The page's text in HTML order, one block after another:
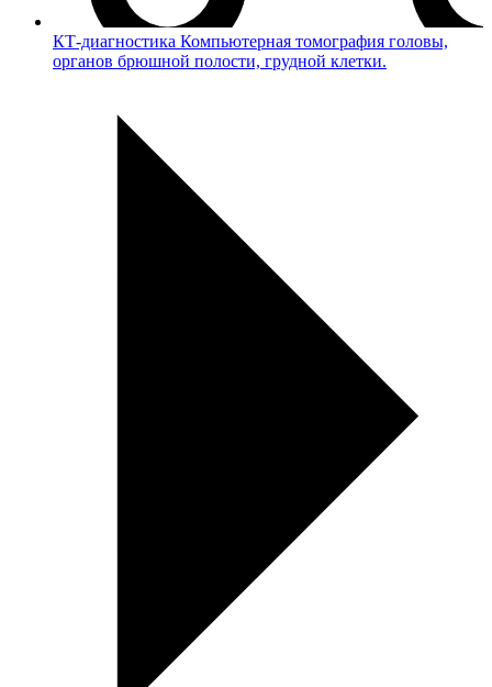
КТ-диагностика Компьютерная томография головы,
органов брюшной полости, грудной клетки.